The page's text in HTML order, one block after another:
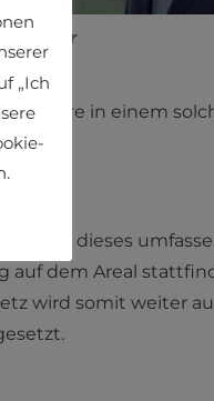
Fritz Lehr
wäre in einem
dieses
auf dem Areal
wird somit weiter
„Ich